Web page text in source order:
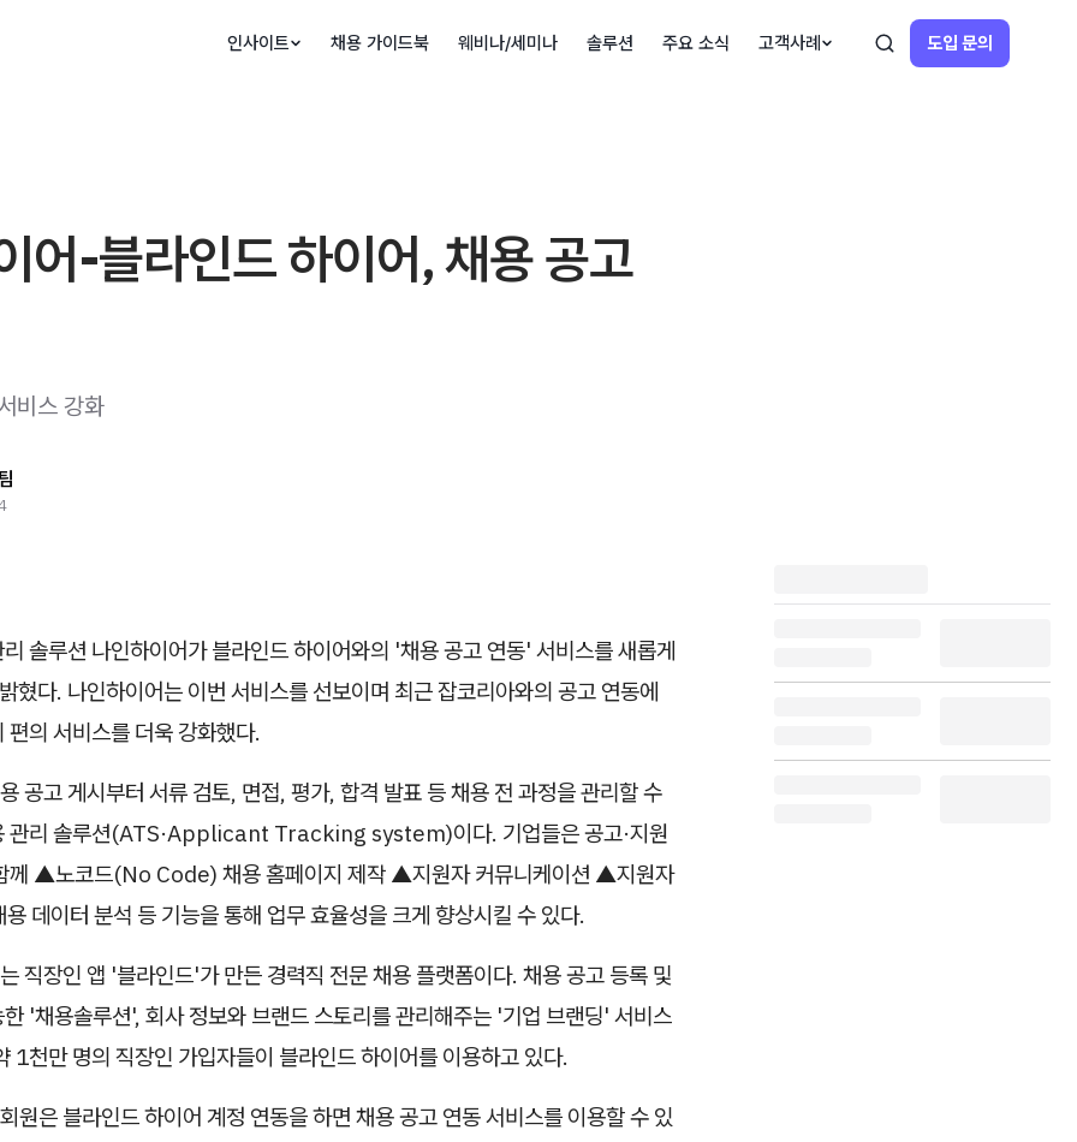
인사이트 채용 가이드북 웨비나/세미나 솔루션 주요 소식 고객사례 도입 문의
어-블라인드 하이어, 채용 공고
비스 강화
솔루션 나인하이어가 블라인드 하이어와의 '채용 공고 연동' 서비스를 새롭게
혔다. 나인하이어는 이번 서비스를 선보이며 최근 잡코리아와의 공고 연동에
편의 서비스를 더욱 강화했다.
공고 게시부터 서류 검토, 면접, 평가, 합격 발표 등 채용 전 과정을 관리할 수
관리 솔루션(ATS·Applicant Tracking system)이다. 기업들은 공고·지원
께 ▲노코드(No Code) 채용 홈페이지 제작 ▲지원자 커뮤니케이션 ▲지원자
데이터 분석 등 기능을 통해 업무 효율성을 크게 향상시킬 수 있다.
직장인 앱 '블라인드'가 만든 경력직 전문 채용 플랫폼이다. 채용 공고 등록 및
'채용솔루션', 회사 정보와 브랜드 스토리를 관리해주는 '기업 브랜딩' 서비스
1천만 명의 직장인 가입자들이 블라인드 하이어를 이용하고 있다.
원은 블라인드 하이어 계정 연동을 하면 채용 공고 연동 서비스를 이용할 수 있